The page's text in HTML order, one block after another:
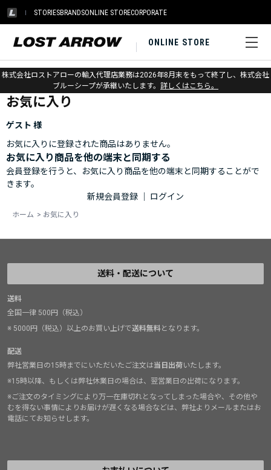
STORIESBRANDSONLINE STORECORPORATE
ONLINE STORE
株式会社ロストアローの輸入代理店業務は2026年8月末をもって終了し、株式会社
ブルーシープが承継いたします。 詳しくはこちら。
ホーム > お気に入り
お気に入り
ゲスト 様
お気に入りに登録された商品はありません。
お気に入り商品を他の端末と同期する
会員登録を行うと、お気に入り商品を他の端末と同期することがで
きます。
新規会員登録
ログイン
ホーム > お気に入り
送料・配送について
送料
全国一律 500円（税込）
※ 5000円（税込）以上のお買い上げで送料無料となります。
配送
弊社営業日の15時までにいただいたご注文は当日出荷いたします。
※15時以降、もしくは弊社休業日の場合は、翌営業日の出荷になります。
※ご注文のタイミングにより万一在庫切れとなってしまった場合や、その他や
むを得ない事情によりお届けが遅くなる場合などは、弊社よりメールまたはお
電話にてお知らせします。